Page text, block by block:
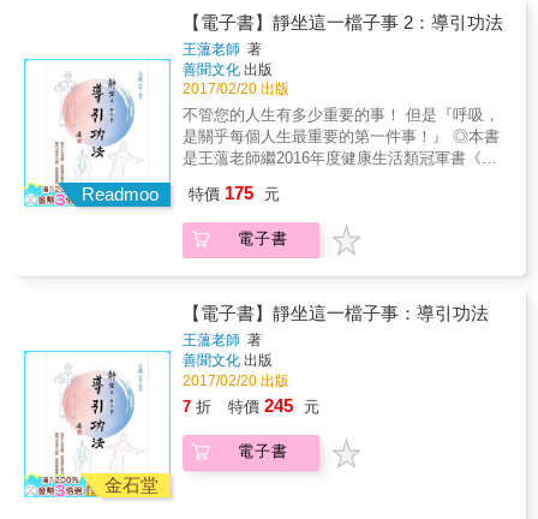
有入息亦無出息。」 本書特色 ★亞馬遜
Amazon、博客來、誠品書店暢銷第一名《靜
坐》系列，最新續作！ ★最宏觀的靜坐修行視
角，函括儒、釋、道三教精要！ ★想要讓自己
的靜坐修行更深入堂奧者必讀之書！ ★從健康
到圓滿的人生，讓身、心、靈全面昇華的竅
訣！
靜坐不到三個月就引發了氣動，老中醫說我和
修道有緣，於是就點化我他在崆峒派所學簡易
呼吸導引的竅訣&hellip;&hellip; ◎道學家傳半
師半友汪老居士 汪老居士是早期在一家專門出
道家書籍的出版社，所認識的一位在家潛修老
道，據他所說，他的道功原始於家學祖輩所
傳，在未來台灣之前，也曾經感嘆人生短促如
浮雲朝露，因此一有空閒便效法頭陀一般雲水
走訪十方。據他所說，曾經在廣東、羅浮值遇
一苦行老道，傳授他龍行蛇步，苦行老道要他
每天早上到他所居茅棚，起初要汪老在褲襠和
左右腰間兩側各懸掛三副重約六十斤之圓形鐵
道的法門各自不同，只管自己一路修去，才會
有水落石出的一天。我的方法主要在於採清去
濁，所以你和我多年之間，可否看我橫陳臥榻
過？為何？理由很簡單，吾人所吃五穀雜糧混
雜之物，入喉之後無不成糞，若再不從穀道排
納，目的就在此處。數十年來，我無日不走，
在走化之中，所有的氣脈自行通達，所有一切
位已稍有年紀的黃女士說：「妳早年剖腹生產
再加上月子沒有作好，腸胃時有沾黏，因此肚
子經常鼓得老大，滋生了其他雜症令妳十分困
擾，現在又有更年期的後遺症，晚上根本無法
睡覺⋯⋯對不對？」這位黃女士經營長這麼一
直言之後，臉色乍紅乍白的被他說得瞠目伸
舌，還以為碰到了活神仙&hellip;&hellip; 我在
軍中原本就是跆拳道教練，也有黑帶三段的資
格，但因為一段時間沒有好好地照顧身體，以
一位老中醫和我有緣，於是一邊治病，一邊便
和老中醫結上了甚深的師徒之緣，他原來傳授
我靜坐，沒想到我運氣好，瞎貓碰到死耗子，
靜坐不到三個月就引發了氣動，老中醫說我和
修道有緣，於是就點化我他在崆峒派所學簡易
呼吸導引的竅訣&hellip;&hellip; ◎道學家傳半
師半友汪老居士 汪老居士是早期在一家專門出
道家書籍的出版社，所認識的一位在家潛修老
道，據他所說，他的道功原始於家學祖輩所
傳，在未來台灣之前，也曾經感嘆人生短促如
浮雲朝露，因此一有空閒便效法頭陀一般雲水
走訪十方。據他所說，曾經在廣東、羅浮值遇
密訣讓你知道。 「你睡覺的時候，記住，不要
緊閉所有的窗戶，要留著幾道窗，讓空氣進得
來，睡前可以端坐在床沿，雙手不拘自然擺放
在膝蓋上，舌抵上顎，如此調息，幾近舒服的
狀態時，再用力從鼻子吸收新鮮的氣息，送入
丹田，再從丹田處緩緩地由兩鼻孔出去
&hellip;&hellip;如此實行多次之後，對這個毛病
實際操作給同道學習，師尊說這套功夫原是山
上道人早晚課靜坐時輔助的體功，原本的動作
更多，後來師尊把它改良為簡單的幾個動作，
的功夫，對於養生、煉氣、調神、補精、化氣
應該有它的助緣。」 ◎古代名人都為之瘋狂的
養生潮流！ 「蘇東坡經常告訴他身邊的人，睡
得好、吃得好、多勞動，心中無物便是世俗人
修道無上之妙寶，碰到有緣的人，他也不吝把
他自己從道家所學的養生導引之術傳授他人，
例如道家的八段錦、十二長生沐浴導引術、五
行運行周身法等等，都是蘇東坡日日自己在操
心性，每一個當下都在靜坐的狀態。 「關於靜
坐如何入手，依現代人的現實環境來說，絕對
無法在自宅中或其他空間像古人一般另闢靜
室，因此如何讓現代人在日常動靜之中皆可以
獲得靜坐之妙處，完全存乎於調息和呼吸之
間。」 「我來台灣以後，根據當地人的生活習
慣稍稍做了一些調整，現代人，你要叫他一天
當中抽出一兩個鐘頭專心靜坐，這是很困難的
事情&hellip;&hellip;靜坐，我個人的看法重點並
腰桿可以挺多久，這些都是身體方面的功夫，
只要有耐力、有時間和意願都可以達到，但
是，現在愈來愈少人去注意到打坐的功夫重要
密訣讓你知道。 「你睡覺的時候，記住，不要
緊閉所有的窗戶，要留著幾道窗，讓空氣進得
來，睡前可以端坐在床沿，雙手不拘自然擺放
在膝蓋上，舌抵上顎，如此調息，幾近舒服的
狀態時，再用力從鼻子吸收新鮮的氣息，送入
&hellip;&hellip;如此實行多次之後，對這個毛病
是有幫助的。」 「師尊很懇切慈藹地邊講解邊
Readmoo
【電子書】靜坐這一檔子事 2：導引功法
王薀老師 著
善聞文化 出版
2017/02/20 出版
不管您的人生有多少重要的事！ 但是『呼吸，
是關乎每個人生最重要的第一件事！』 ◎本書
是王薀老師繼2016年度健康生活類冠軍書《靜
法力作！失傳已久的經典再現！再度踏足古人
修道的世界！ ◎本書一次揭露許多獨門養生功
法，搭配簡單易學的圖文及網路影片教學，讓
台！ ◎透過一步步的詳盡解說，帶領讀者進入
靜坐及氣功的奧妙境界！ ◎萬人引頸期盼！作
者無私公開獨家修行心路歷程及養生訣竅，每
天只要十五分鐘，即能得知最適合現代人的獨
家導引秘訣！ 本書內容主要講導引功法，導引
也就是現代人所稱的氣功等等。作者年少時遍
訪道家師父，學習了近二十種如何導引、調息
和吐納的方法，並研讀無數相關的古代經典，
特價 175 元
電子書
金石堂
【電子書】靜坐這一檔子事：導引功法
王薀老師 著
善聞文化 出版
2017/02/20 出版
7 折 特價 245 元
電子書